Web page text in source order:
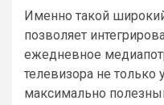
Именно такой
позволяет
ежедневное
телевизора не только
максимально